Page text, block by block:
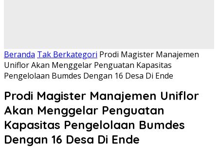
Beranda Tak Berkategori Prodi Magister Manajemen
Uniflor Akan Menggelar Penguatan Kapasitas
Pengelolaan Bumdes Dengan 16 Desa Di Ende
Prodi Magister Manajemen Uniflor
Akan Menggelar Penguatan
Kapasitas Pengelolaan Bumdes
Dengan 16 Desa Di Ende